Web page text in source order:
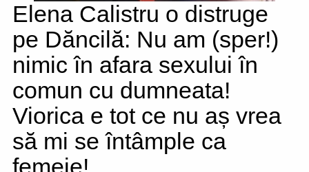
Elena Calistru o distruge
pe Dăncilă: Nu am (sper!)
nimic în afara sexului în
comun cu dumneata!
Viorica e tot ce nu aș vrea
să mi se întâmple ca
femeie!